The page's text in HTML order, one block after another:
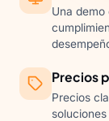
Una
Precios
Precios